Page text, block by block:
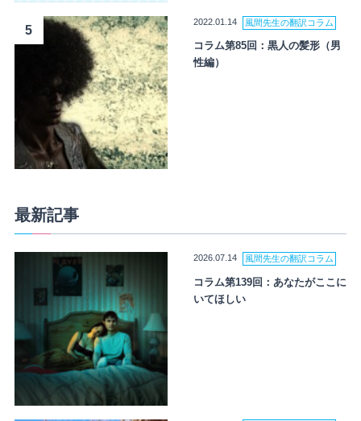
5
2022.01.14 風間先生の翻訳コラム
コラム第85回：黒人の髪形（男
性編）
最新記事
2026.07.14 風間先生の翻訳コラム
コラム第139回：あなたがここに
いてほしい